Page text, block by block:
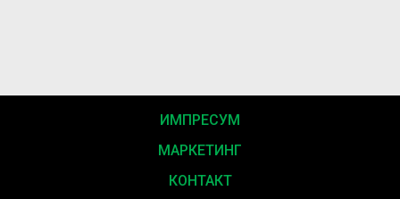
ИМПРЕСУМ
МАРКЕТИНГ
КОНТАКТ